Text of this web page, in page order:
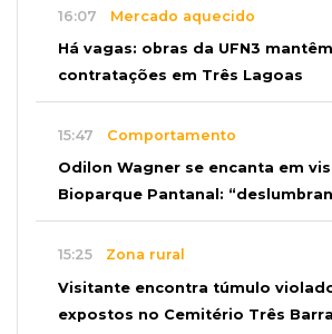
16:07 Mercado aquecido
Há vagas: obras da UFN3
contratações em Três Lagoas
15:47 Comportamento
Odilon Wagner se encanta em
Bioparque Pantanal:
15:25 Zona rural
Visitante encontra túmulo
expostos no Cemitério Três